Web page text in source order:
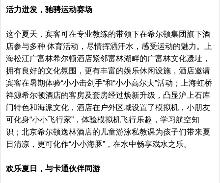
活力迸发，驰骋运动赛场
这个夏天，宾客可在专业教练的带领下在希尔顿集团旗下酒
店参与多种 体育活动，尽情挥洒汗水，感受运动的魅力。上
海松江广富林希尔顿酒店紧邻富林湖畔的广富林文化遗址，
拥有良好的文化氛围，更有丰富的娱乐休闲设施，酒店邀请
宾客在暑期体验“小小击剑手”和“小小高尔夫”活动；上海虹桥
祥源希尔顿酒店的客房及套房经过焕新升级，凸显沪上石库
门特色和海派文化，酒店在户外区域设置了模拟机，小朋友
可化身“小小飞行家”，体验模拟机飞行乐趣，学习航空知
识；北京希尔顿逸林酒店的儿童游泳私教课为孩子们带来夏
日清凉，更可化作“小小海豚”，在水中畅享戏水之乐。
欢乐夏日，与卡通伙伴同游